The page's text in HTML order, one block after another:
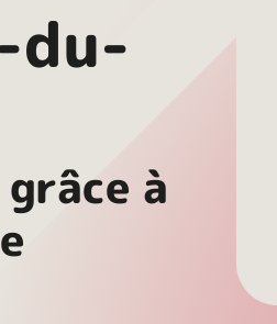
du-
à